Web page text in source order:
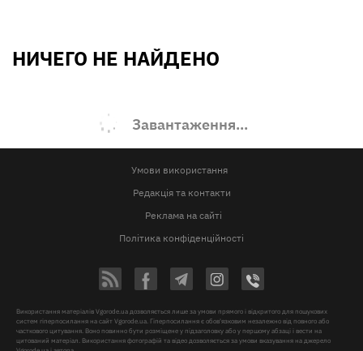
НИЧЕГО НЕ НАЙДЕНО
Завантаження...
Умови використання
Редакція та контакти
Реклама на сайті
Політика конфіденційності
Використання матеріалів Vgorode.ua дозволяється лише за умови прямого і відкритого для пошукових
систем гіперпосилання на сайт Vgorode.ua. Гіперпосилання є обов'язковим незалежно від повного або
часткового цитування. Воно повинно бути розміщене у підзаголовку або у першому абзаці і вести на
цитований матеріал. Використання фотографій та відео дозволяється за умови вказування на джерело